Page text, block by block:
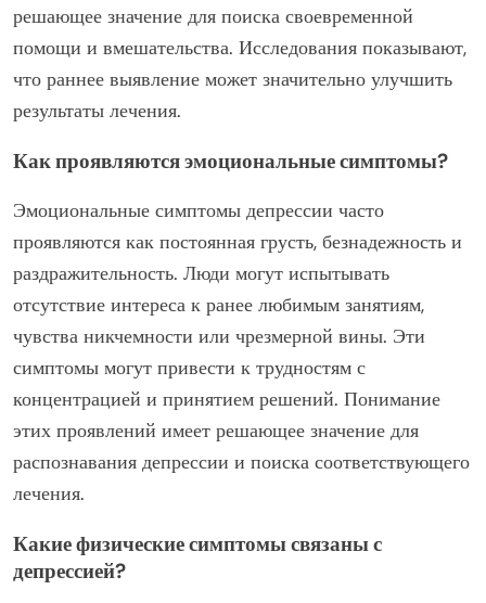
решающее значение для поиска своевременной
помощи и вмешательства. Исследования показывают,
что раннее выявление может значительно улучшить
результаты лечения.
Как проявляются эмоциональные симптомы?
Эмоциональные симптомы депрессии часто
проявляются как постоянная грусть, безнадежность и
раздражительность. Люди могут испытывать
отсутствие интереса к ранее любимым занятиям,
чувства никчемности или чрезмерной вины. Эти
симптомы могут привести к трудностям с
концентрацией и принятием решений. Понимание
этих проявлений имеет решающее значение для
распознавания депрессии и поиска соответствующего
лечения.
Какие физические симптомы связаны с
депрессией?